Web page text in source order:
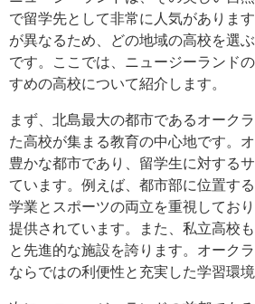
で留学先として非常に人気がありま
が異なるため、どの地域の高校を選
です。ここでは、ニュージーランド
すめの高校について紹介します。
まず、北島最大の都市であるオーク
た高校が集まる教育の中心地です。
豊かな都市であり、留学生に対する
ています。例えば、都市部に位置す
学業とスポーツの両立を重視してお
提供されています。また、私立高校
と先進的な施設を誇ります。オーク
ならではの利便性と充実した学習環